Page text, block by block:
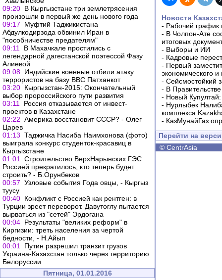
09:20 В Кыргызстане три землетрясения
произошли в первый же день нового года
09:17
Муфтий Таджикистана
Абдулкодирзода обвинил Иран в
"пособничестве предателям"
09:11
В Махачкале простились с
легендарной дагестанской поэтессой Фазу
Алиевой
09:08 Индийские военные отбили атаку
террористов на базу ВВС Патханкот
03:20 Кыргызстан-2015: Окончательный
выбор пророссийского пути развития
03:11
Россия отказывается от инвест-
проектов в Казахстане
02:22 Америка восстановит СССР? - Олег
Царев
01:13 Таджичка Насиба Наимхонова (фото)
выиграла конкурс студенток-красавиц в
Кыргызстане
01:01
Строительство ВерхНарынских ГЭС
Россией прекратилось, кто теперь будет
строить? - Б.Орунбеков
00:57 Узловые события Года овцы, - Кыргыз
туусу
00:40 Конфликт с Россией как рентген: в
Турции зреет переворот. Давутоглу пытается
вырваться из "сетей" Эрдогана
00:04 Результаты "великих реформ" в
Киргизии: треть населения за чертой
бедности, - Н.Айып
00:01
Путин разрешил транзит грузов
Украина-Казахстан только через территорию
Белоруссии
Пятница, 01.01.2016
Новости
- Рабочий график
- В Чолпон-Ате
итоговых
- Выборы и ИИ
- Кадровые
- Первый
экономического
- Сейсмостойкий
- В
- Новый
- Нурлыбек
комплекса
- КазМунайГаз
Перейти на
© CentrAsia